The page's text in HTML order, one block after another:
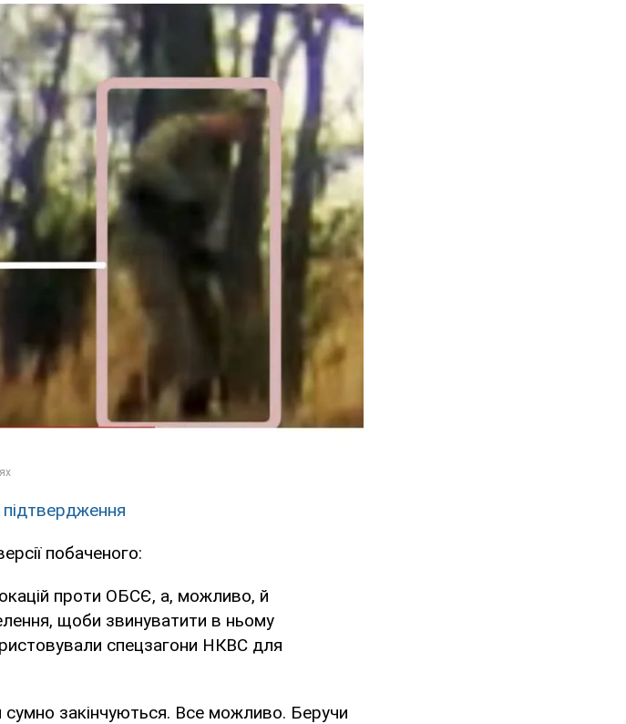
підтвердження
побаченого:
проти ОБСЄ, а, можливо, й
щоби звинуватити в ньому
спецзагони НКВС для
сумно закінчуються. Все можливо. Беручи